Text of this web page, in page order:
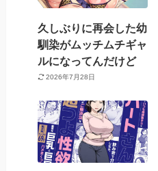
久しぶりに再会した幼
馴染がムッチムチギャ
ルになってんだけど
2026年7月28日